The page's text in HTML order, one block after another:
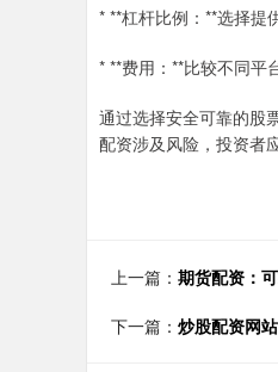
* **杠杆比例：**选择提
* **费用：**比较不同平
通过选择安全可靠的股
配资涉及风险，投资者
上一篇： 期货配资：
下一篇： 炒股配资网